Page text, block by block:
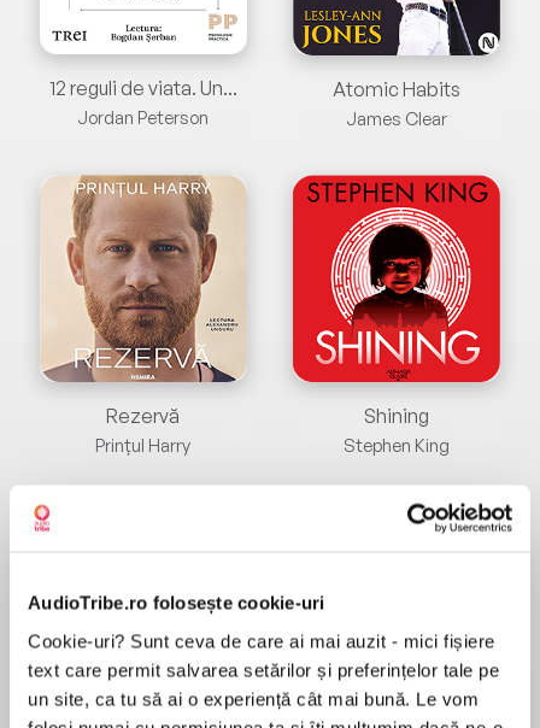
AudioTribe.ro folosește cookie-uri
Cookie-uri? Sunt ceva de care ai mai auzit - mici fișiere
text care permit salvarea setărilor și preferințelor tale pe
un site, ca tu să ai o experiență cât mai bună. Le vom
12 reguli de viata. Un...
Jordan Peterson
Atomic Habits
James Clear
Rezervă
Prințul Harry
Shining
Stephen King